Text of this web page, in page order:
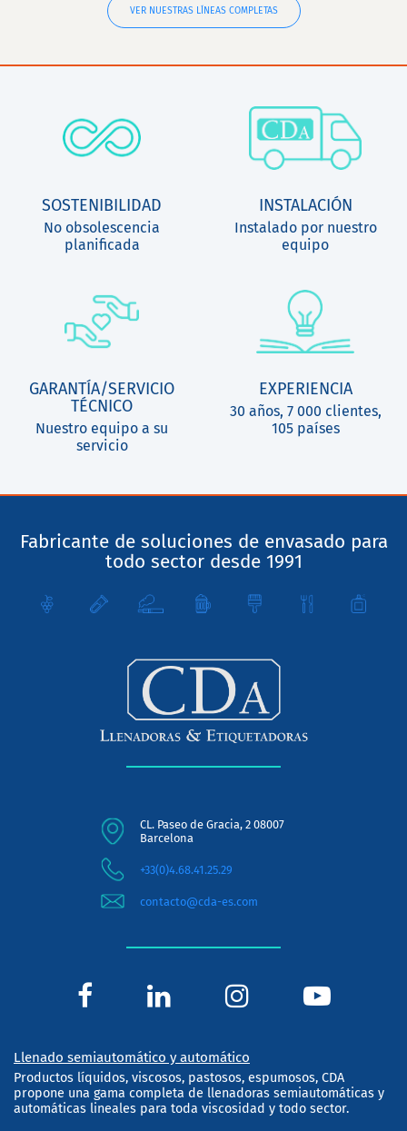
VER NUESTRAS LÍNEAS COMPLETAS
SOSTENIBILIDAD
No obsolescencia
planificada
INSTALACIÓN
Instalado por nuestro
equipo
GARANTÍA/SERVICIO
TÉCNICO
Nuestro equipo a su
servicio
EXPERIENCIA
30 años, 7 000 clientes,
105 países
Fabricante de soluciones de envasado para
todo sector desde 1991
CL. Paseo de Gracia, 2 08007
Barcelona
+33(0)4.68.41.25.29
contacto@cda-es.com
Llenado semiautomático y automático
Productos líquidos, viscosos, pastosos, espumosos, CDA
propone una gama completa de llenadoras semiautomáticas y
automáticas lineales para toda viscosidad y todo sector.